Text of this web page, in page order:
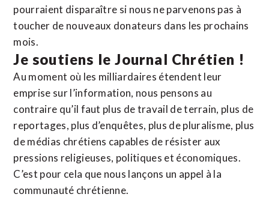
pourraient disparaître si nous ne parvenons pas à
toucher de nouveaux donateurs dans les prochains
mois.
Je soutiens le Journal Chrétien !
Au moment où les milliardaires étendent leur
emprise sur l’information, nous pensons au
contraire qu’il faut plus de travail de terrain, plus de
reportages, plus d’enquêtes, plus de pluralisme, plus
de médias chrétiens capables de résister aux
pressions religieuses, politiques et économiques.
C’est pour cela que nous lançons un appel à la
communauté chrétienne.